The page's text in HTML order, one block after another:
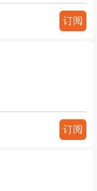
订阅
订阅